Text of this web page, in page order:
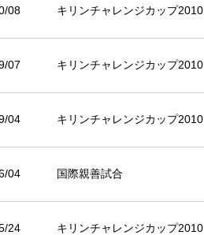
08 キリンチャレンジカップ2010
07 キリンチャレンジカップ2010
04 キリンチャレンジカップ2010
04 国際親善試合
24 キリンチャレンジカップ2010